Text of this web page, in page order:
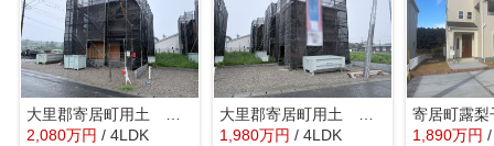
大里郡寄居町用土 クレイドルガーデン 新築戸建 全4棟 2号棟
2,080万円 / 4LDK
大里郡寄居町用土 クレイドルガーデン 新築戸建 全4棟 1号棟
1,980万円 / 4LDK 1,890万円